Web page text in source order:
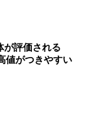
が評価される
値がつきやすい